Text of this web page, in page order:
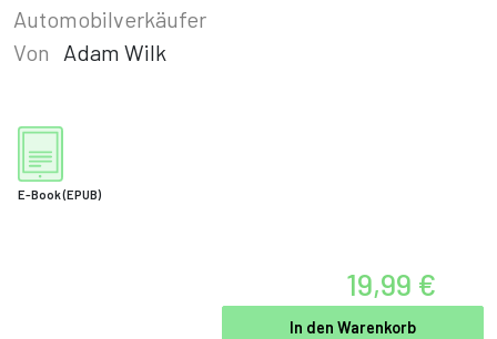
Automobilverkäufer
Von
Adam Wilk
E-Book(EPUB)
19,99 €
In den Warenkorb